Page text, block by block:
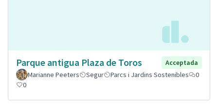
Parque antigua Plaza de Toros
Acceptada
Marianne Peeters
Segur Parcs i Jardins Sostenibles
0
0